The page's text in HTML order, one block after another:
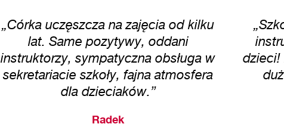
„Córka uczęszcza na zajęcia od kilku
lat. Same pozytywy, oddani
instruktorzy, sympatyczna obsługa w
sekretariacie szkoły, fajna atmosfera
dla dzieciaków.”
Radek
dzieci!